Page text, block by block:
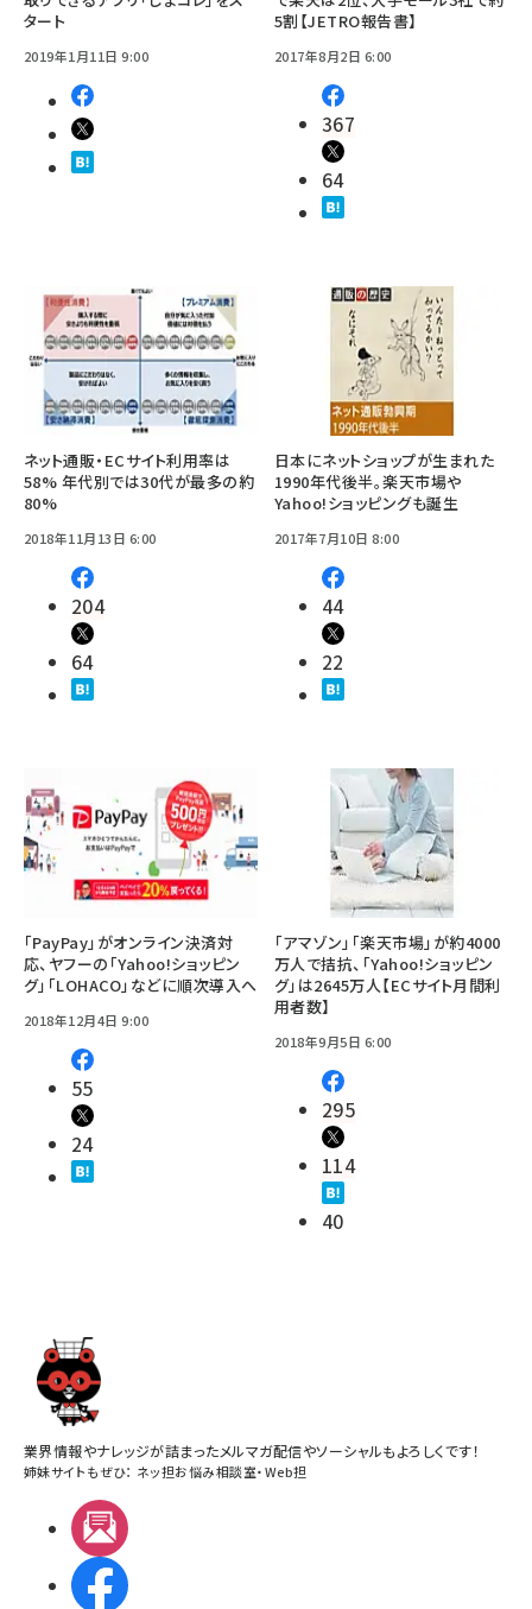
タート
2019年1月11日 9:00
5割【JETRO報告書】
2017年8月2日 6:00
367
64
ネット通販・ECサイト利用率は
58% 年代別では30代が最多の約
80%
2018年11月13日 6:00
204
64
日本にネットショップが生まれた
1990年代後半。楽天市場や
Yahoo!ショッピングも誕生
2017年7月10日 8:00
44
22
「PayPay」がオンライン決済対
応、ヤフーの「Yahoo!ショッピン
グ」「LOHACO」などに順次導入へ
2018年12月4日 9:00
55
24
「アマゾン」「楽天市場」が約4000
万人で拮抗、「Yahoo!ショッピン
グ」は2645万人【ECサイト月間利
用者数】
2018年9月5日 6:00
295
114
40
業界情報やナレッジが詰まったメルマガ配信やソーシャルもよろしくです！
姉妹サイトもぜひ： ネッ担お悩み相談室・Web担